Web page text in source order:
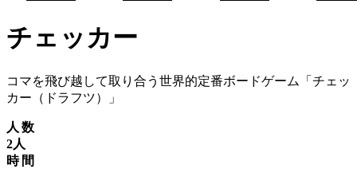
チェッカー
コマを飛び越して取り合う世界的定番ボードゲーム「チェッ
カー（ドラフツ）」
人数
2人
時間